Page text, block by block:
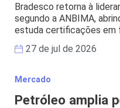
Bradesco retorna à
segundo a ANBIMA,
estuda certificações em
27 de jul de 2026
Mercado
Petróleo amplia